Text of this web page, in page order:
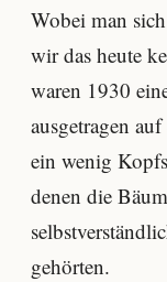
Wobei man
wir das heute
waren 1930
ausgetragen
ein wenig
denen die
gehörten.